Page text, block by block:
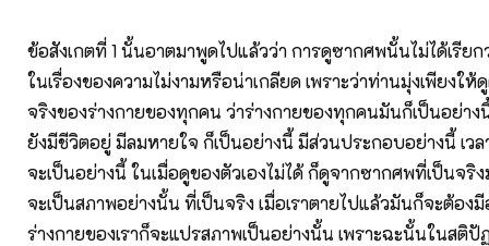
ข้อสังเกตที่ 1 นั้นอาตมาพูดไปแล้วว่า การดูซากศพนั้นไม่ได้เรียก
ในเรื่องของความไม่งามหรือน่าเกลียด เพราะว่าท่านมุ่งเพียงใ
จริงของร่างกายของทุกคน ว่าร่างกายของทุกคนมันก็เป็นอย่าง
ยังมีชีวิตอยู่ มีลมหายใจ ก็เป็นอย่างนี้ มีส่วนประกอบอย่างนี้ เว
จะเป็นอย่างนี้ ในเมื่อดูของตัวเองไม่ได้ ก็ดูจากซากศพที่เป็นจริ
จะเป็นสภาพอย่างนั้น ที่เป็นจริง เมื่อเราตายไปแล้วมันก็จะต้อง
ร่างกายของเราก็จะแปรสภาพเป็นอย่างนั้น เพราะฉะนั้นในสติปั